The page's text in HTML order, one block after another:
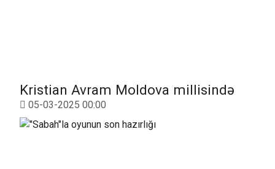
Kristian Avram Moldova millisində
05-03-2025 00:00